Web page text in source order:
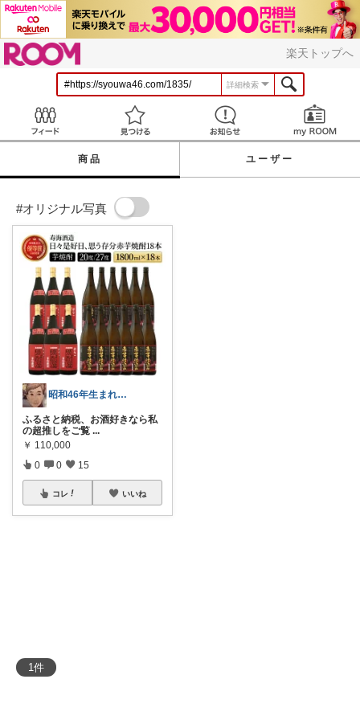
楽天トップへ
詳細検索
見つける お知らせ
商品 ユーザー
#オリジナル写真
1件
昭和46年生まれの兄
ふるさと納税、お酒好きなら私
の超推しをご覧 ...
￥ 110,000
0 0 15
コレ いいね